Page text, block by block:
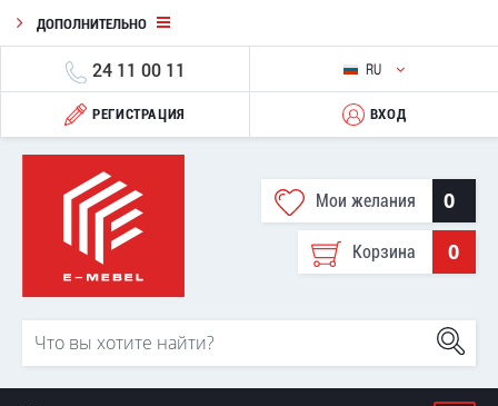
ДОПОЛНИТЕЛЬНО
24 11 00 11 RU
РЕГИСТРАЦИЯ ВХОД
Мои желания 0
Корзина 0